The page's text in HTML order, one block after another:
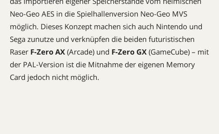
Neo-Geo AES in die Spielhallenversion Neo-Geo MVS
möglich. Dieses Konzept machen sich auch Nintendo und
Sega zunutze und verknüpfen die beiden futuristischen
Raser F-Zero AX (Arcade) und F-Zero GX (GameCube) – mit
der PAL-­Version ist die Mitnahme der eigenen ­Memory
Card jedoch nicht möglich.